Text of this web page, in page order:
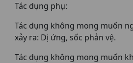
Tác dụng phụ:
Tác dụng không mong muốn
xảy ra: Dị ứng, sốc phản vệ.
Tác dụng không mong muốn